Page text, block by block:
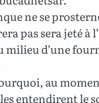
ne se
pas sera jeté à
milieu d’une
au
entendirent le